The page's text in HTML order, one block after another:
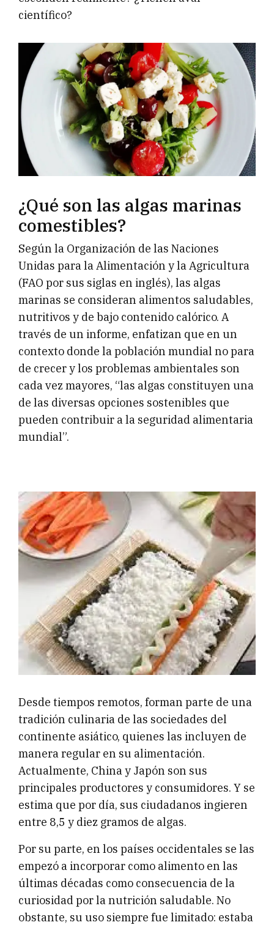
científico?
¿Qué son las algas marinas
comestibles?
Según la Organización de las Naciones
Unidas para la Alimentación y la Agricultura
(FAO por sus siglas en inglés), las algas
marinas se consideran alimentos saludables,
nutritivos y de bajo contenido calórico. A
través de un informe, enfatizan que en un
contexto donde la población mundial no para
de crecer y los problemas ambientales son
cada vez mayores, “las algas constituyen una
de las diversas opciones sostenibles que
pueden contribuir a la seguridad alimentaria
mundial”.
Desde tiempos remotos, forman parte de una
tradición culinaria de las sociedades del
continente asiático, quienes las incluyen de
manera regular en su alimentación.
Actualmente, China y Japón son sus
principales productores y consumidores. Y se
estima que por día, sus ciudadanos ingieren
entre 8,5 y diez gramos de algas.
Por su parte, en los países occidentales se las
empezó a incorporar como alimento en las
últimas décadas como consecuencia de la
curiosidad por la nutrición saludable. No
obstante, su uso siempre fue limitado: estaba